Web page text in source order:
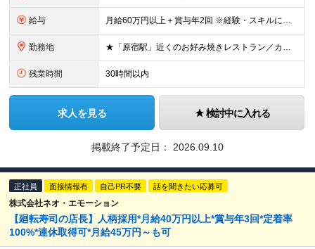
給与 月給60万円以上＋賞与年2回 ※経験・スキルに応じて給与を決定します ※店長＝管理監督者となり残業代の支給はありません ※上記金額には職能給、期待給、役職手当が含まれます ※試用期間は3～6ヶ月。そ
勤務地 ★「原宿駅」近くのお好み焼きレストラン／カフェバー勤務 住所／東京都渋谷区神宮前 3-20-1 ※転居を伴う転勤はありません （変更の範囲）上記勤務地を除く当社関連勤務地 ※本求人は［有限会社さく
残業時間 30時間以内
求人を見る 検討中に入れる
掲載終了予定日： 2026.09.10
正社員 面接情報有 自己PR不要 話を聞きたい応募可
株式会社ネオ・エモーション
【廻転寿司の店長】人柄採用*月給40万円以上*賞与年3回*定着率
100%*連休取得可*月給45万円～も可